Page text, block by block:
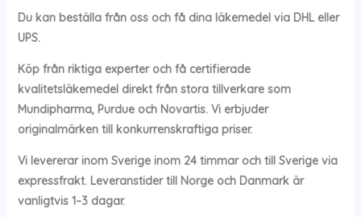
Du kan beställa från oss och få dina läkemedel via DHL eller
UPS.
Köp från riktiga experter och få certifierade
kvalitetsläkemedel direkt från stora tillverkare som
Mundipharma, Purdue och Novartis. Vi erbjuder
originalmärken till konkurrenskraftiga priser.
Vi levererar inom Sverige inom 24 timmar och till Sverige via
expressfrakt. Leveranstider till Norge och Danmark är
vanligtvis 1–3 dagar.